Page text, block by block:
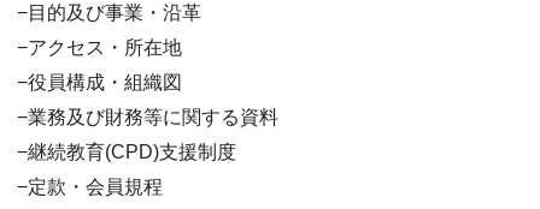
目的及び事業・沿革
アクセス・所在地
役員構成・組織図
業務及び財務等に関する資料
継続教育(CPD)支援制度
定款・会員規程